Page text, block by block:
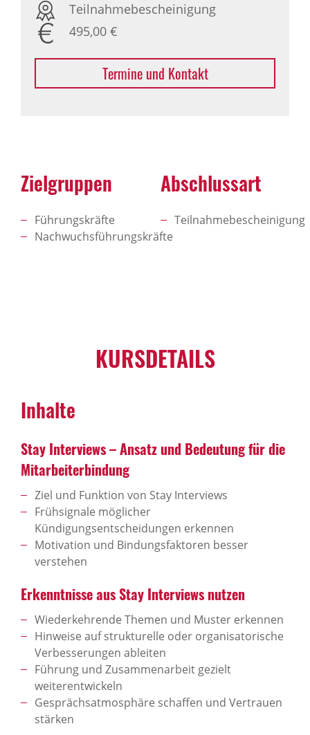
Teilnahmebescheinigung
495,00 €
Termine und Kontakt
Zielgruppen
Führungskräfte
Nachwuchsführungskräfte
Abschlussart
Teilnahmebescheinigung
KURSDETAILS
Inhalte
Stay Interviews – Ansatz und Bedeutung für die
Mitarbeiterbindung
Ziel und Funktion von Stay Interviews
Frühsignale möglicher
Kündigungsentscheidungen erkennen
Motivation und Bindungsfaktoren besser
verstehen
Erkenntnisse aus Stay Interviews nutzen
Wiederkehrende Themen und Muster erkennen
Hinweise auf strukturelle oder organisatorische
Verbesserungen ableiten
Führung und Zusammenarbeit gezielt
weiterentwickeln
Gesprächsatmosphäre schaffen und Vertrauen
stärken